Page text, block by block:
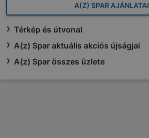
A(Z) SPAR AJÁNLATAI
Térkép és útvonal
A(z) Spar aktuális akciós újságjai
A(z) Spar összes üzlete